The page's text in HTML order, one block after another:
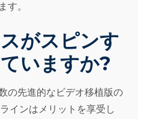
す。
がスピンす
いますか?
の先進的なビデオ移植版の
インはメリットを享受し